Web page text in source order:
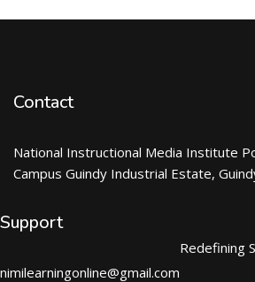
Contact
National Instructional Media Institute
Campus Guindy Industrial Estate,
Support
nimilearningonline@gmail.com
Redefining